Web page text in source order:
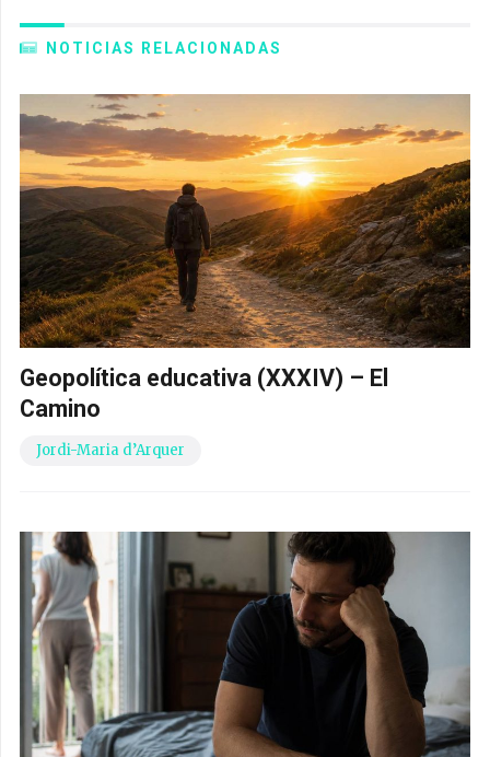
NOTICIAS RELACIONADAS
Geopolítica educativa (XXXIV) – El
Camino
Jordi-Maria d’Arquer